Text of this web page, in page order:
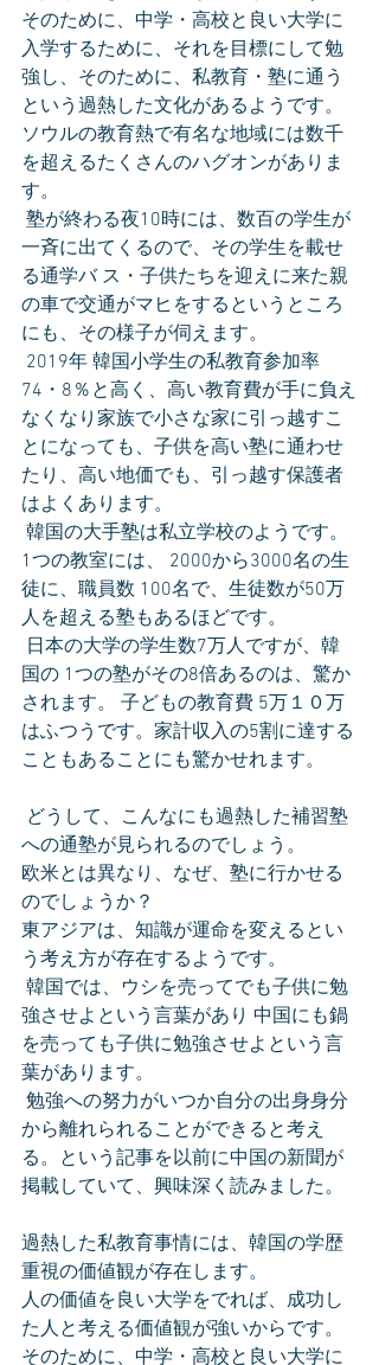
そのために、中学・高校と良い大学に
入学するために、それを目標にして勉
強し、そのために、私教育・塾に通う
という過熱した文化があるようです。
ソウルの教育熱で有名な地域には数千
を超えるたくさんのハグオンがありま
す。
一斉に出てくるので、その学生を載せ
る通学バ ス・子供たちを迎えに来た親
の車で交通がマヒをするというところ
にも、その様子が伺えます。
74・8％と高く、高い教育費が手に負え
なくなり家族で小さな家に引っ越すこ
とになっても、子供を高い塾に通わせ
たり、高い地価でも、引っ越す保護者
はよくあります。
韓国の大手塾は私立学校のようです。
1つの教室には、 2000から3000名の生
徒に、職員数 100名で、生徒数が50万
人を超える塾もあるほどです。
国の 1つの塾がその8倍あるのは、驚か
されます。 子どもの教育費 5万１０万
はふつうです。家計収入の5割に達する
こともあることにも驚かせれます。
への通塾が見られるのでしょう。
欧米とは異なり、なぜ、塾に行かせる
のでしょうか？
東アジアは、知識が運命を変えるとい
う考え方が存在するようです。
強させよという言葉があり 中国にも鍋
を売っても子供に勉強させよという言
葉があります。
から離れられることができると考え
る。という記事を以前に中国の新聞が
掲載していて、興味深く読みました。
過熱した私教育事情には、韓国の学歴
重視の価値観が存在します。
人の価値を良い大学をでれば、成功し
た人と考える価値観が強いからです。
そのために、中学・高校と良い大学に